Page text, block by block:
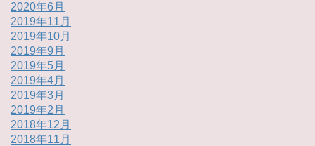
2020年6月
2019年11月
2019年10月
2019年9月
2019年5月
2019年4月
2019年3月
2019年2月
2018年12月
2018年11月